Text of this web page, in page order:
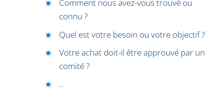
Comment nous avez-vous trouvé ou
connu ?
Quel est votre besoin ou votre objectif ?
Votre achat doit-il être approuvé par un
comité ?
..